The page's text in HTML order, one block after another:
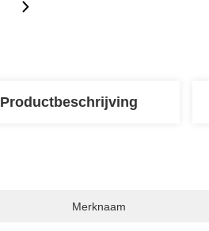
Productbeschrijving
Merknaam